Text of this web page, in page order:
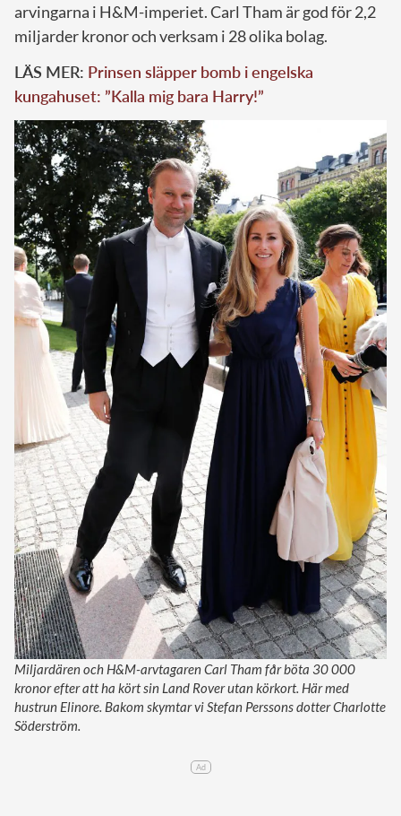
arvingarna i H&M-imperiet. Carl Tham är god för 2,2
miljarder kronor och verksam i 28 olika bolag.
LÄS MER: Prinsen släpper bomb i engelska
kungahuset: ”Kalla mig bara Harry!”
Miljardären och H&M-arvtagaren Carl Tham får böta 30 000
kronor efter att ha kört sin Land Rover utan körkort. Här med
hustrun Elinore. Bakom skymtar vi Stefan Perssons dotter Charlotte
Söderström.
Ad